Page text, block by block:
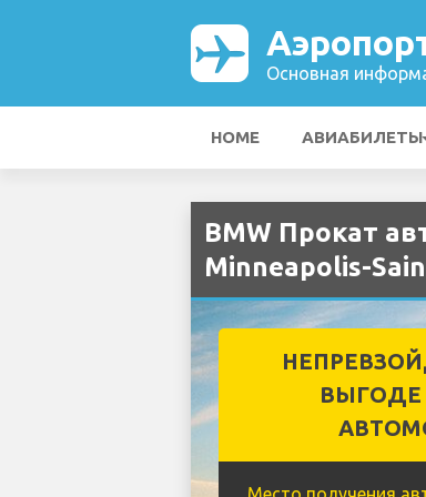
Основная
HOME АВИАБИЛЕТЫ
BMW Прокат
Minneapolis-
ВЫГОДЕ